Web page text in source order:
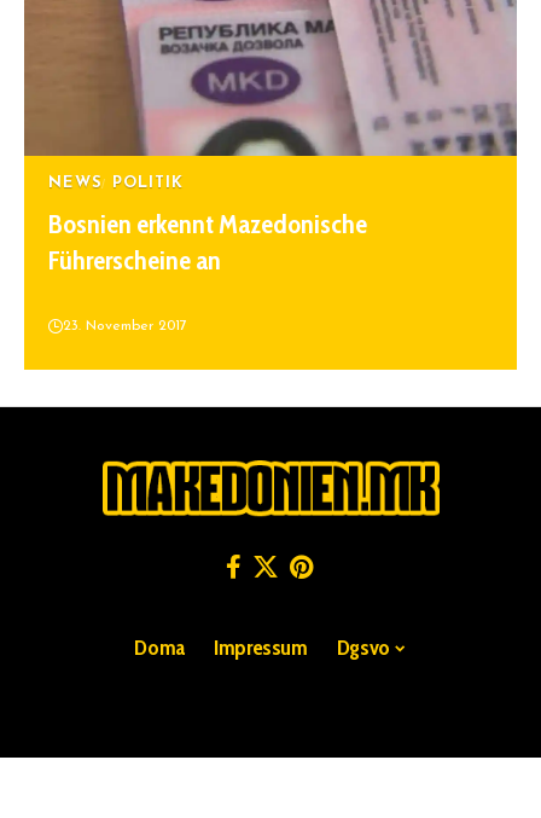
NEWS POLITIK
Bosnien erkennt Mazedonische
Führerscheine an
23. November 2017
Doma Impressum Dgsvo